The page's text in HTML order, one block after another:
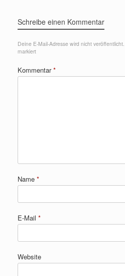
Schreibe einen Kommentar
Deine E-Mail-Adresse wird nicht veröffentlicht.
markiert
Kommentar*
Name *
E-Mail *
Website